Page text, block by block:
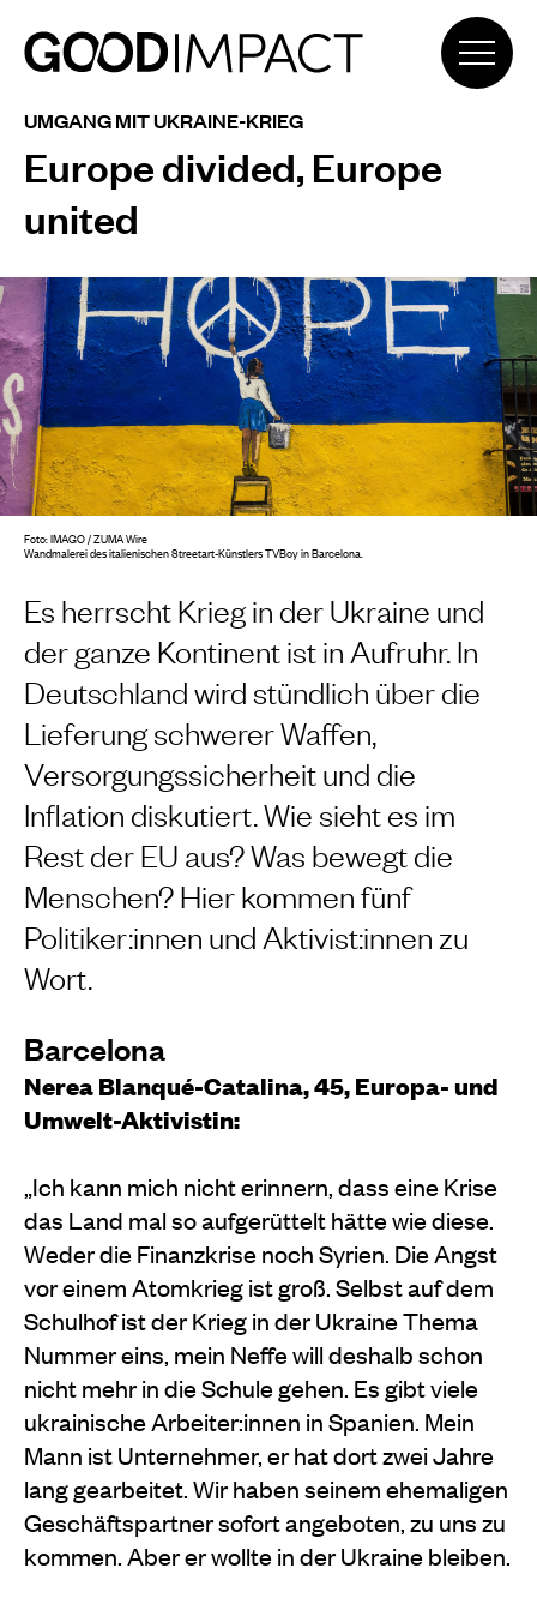
UMGANG MIT UKRAINE-KRIEG
Europe divided, Europe
united
Es herrscht Krieg in der Ukraine und
der ganze Kontinent ist in Aufruhr. In
Deutschland wird stündlich über die
Lieferung schwerer Waffen,
Versorgungssicherheit und die
Inflation diskutiert. Wie sieht es im
Rest der EU aus? Was bewegt die
Menschen? Hier kommen fünf
Politiker:innen und Aktivist:innen zu
Wort.
Barcelona
Nerea Blanqué-Catalina, 45, Europa- und
Umwelt-Aktivistin:
„Ich kann mich nicht erinnern, dass eine Krise
das Land mal so aufgerüttelt hätte wie diese.
Weder die Finanzkrise noch Syrien. Die Angst
vor einem Atomkrieg ist groß. Selbst auf dem
Schulhof ist der Krieg in der Ukraine Thema
Nummer eins, mein Neffe will deshalb schon
nicht mehr in die Schule gehen. Es gibt viele
ukrainische Arbeiter:innen in Spanien. Mein
Mann ist Unternehmer, er hat dort zwei Jahre
lang gearbeitet. Wir haben seinem ehemaligen
Geschäftspartner sofort angeboten, zu uns zu
kommen. Aber er wollte in der Ukraine bleiben.
Foto: IMAGO / ZUMA Wire
Wandmalerei des italienischen Streetart-Künstlers TVBoy in Barcelona.